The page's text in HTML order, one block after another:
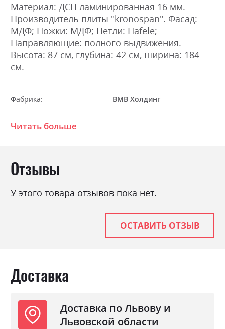
Материал: ДСП ламинированная 16 мм.
Производитель плиты "kronospan". Фасад:
МДФ; Ножки: МДФ; Петли: Hafele;
Направляющие: полного выдвижения.
Высота: 87 см, глубина: 42 см, ширина: 184
см.
Фабрика:
ВМВ Холдинг
Цвет (Корпус):
Стиль
Читать больше
Отзывы
У этого товара отзывов пока нет.
ОСТАВИТЬ ОТЗЫВ
Доставка
Доставка по Львову и
Львовской области